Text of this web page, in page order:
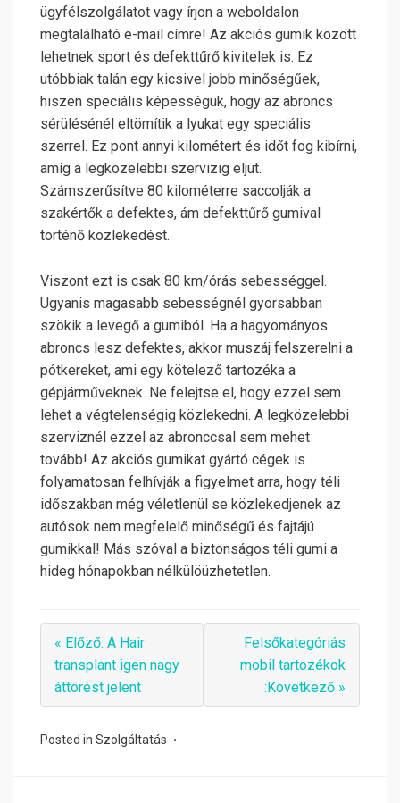
ügyfélszolgálatot vagy írjon a weboldalon
megtalálható e-mail címre! Az akciós gumik között
lehetnek sport és defekttűrő kivitelek is. Ez
utóbbiak talán egy kicsivel jobb minőségűek,
hiszen speciális képességük, hogy az abroncs
sérülésénél eltömítik a lyukat egy speciális
szerrel. Ez pont annyi kilométert és időt fog kibírni,
amíg a legközelebbi szervizig eljut.
Számszerűsítve 80 kilométerre saccolják a
szakértők a defektes, ám defekttűrő gumival
történő közlekedést.
Viszont ezt is csak 80 km/órás sebességgel.
Ugyanis magasabb sebességnél gyorsabban
szökik a levegő a gumiból. Ha a hagyományos
abroncs lesz defektes, akkor muszáj felszerelni a
pótkereket, ami egy kötelező tartozéka a
gépjárműveknek. Ne felejtse el, hogy ezzel sem
lehet a végtelenségig közlekedni. A legközelebbi
szerviznél ezzel az abronccsal sem mehet
tovább! Az akciós gumikat gyártó cégek is
folyamatosan felhívják a figyelmet arra, hogy téli
időszakban még véletlenül se közlekedjenek az
autósok nem megfelelő minőségű és fajtájú
gumikkal! Más szóval a biztonságos téli gumi a
hideg hónapokban nélkülöüzhetetlen.
« Előző: A Hair
transplant igen nagy
áttörést jelent
Felsőkategóriás
mobil tartozékok
:Következő »
Posted in Szolgáltatás